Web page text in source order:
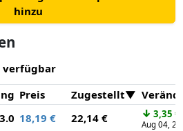
hinzu
verfügbar
Preis Zugestellt
18,19 € 22,14 € ↓ 3,35 €
Aug 04,